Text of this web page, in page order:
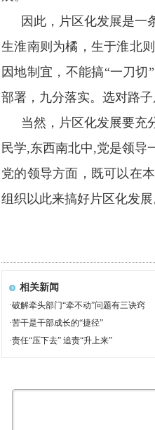
因此，片区化发展是一
生淮南则为橘，生于淮北
因地制宜，不能搞“一刀切”
部署，九分落实。选对路
当然，片区化发展要充
民学,东西南北中,党是领导
党的领导方面，既可以在
组织以此来搞好片区化发展
相关新闻
·破解牵头部门“牵不动”问题有三诀窍
·苦干是干部成长的“捷径”
·责任“压下去” 追责“升上来”